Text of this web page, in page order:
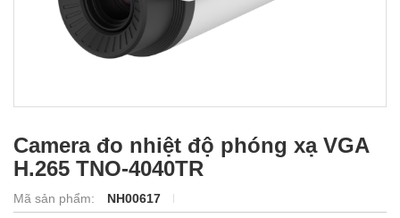
Camera đo nhiệt độ phóng xạ VGA
H.265 TNO-4040TR
Mã sản phẩm: NH00617